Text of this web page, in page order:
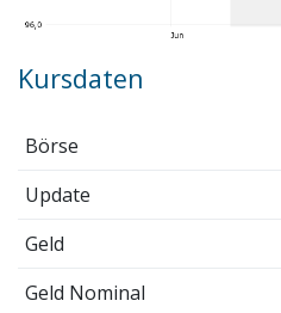
Kursdaten
Börse
Update
Geld
Geld Nominal